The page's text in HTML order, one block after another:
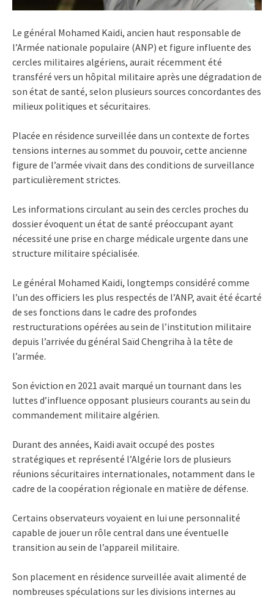
Le général Mohamed Kaidi, ancien haut responsable de
l’Armée nationale populaire (ANP) et figure influente des
cercles militaires algériens, aurait récemment été
transféré vers un hôpital militaire après une dégradation de
son état de santé, selon plusieurs sources concordantes des
milieux politiques et sécuritaires.
Placée en résidence surveillée dans un contexte de fortes
tensions internes au sommet du pouvoir, cette ancienne
figure de l’armée vivait dans des conditions de surveillance
particulièrement strictes.
Les informations circulant au sein des cercles proches du
dossier évoquent un état de santé préoccupant ayant
nécessité une prise en charge médicale urgente dans une
structure militaire spécialisée.
Le général Mohamed Kaidi, longtemps considéré comme
l’un des officiers les plus respectés de l’ANP, avait été écarté
de ses fonctions dans le cadre des profondes
restructurations opérées au sein de l’institution militaire
depuis l’arrivée du général Saïd Chengriha à la tête de
l’armée.
Son éviction en 2021 avait marqué un tournant dans les
luttes d’influence opposant plusieurs courants au sein du
commandement militaire algérien.
Durant des années, Kaidi avait occupé des postes
stratégiques et représenté l’Algérie lors de plusieurs
réunions sécuritaires internationales, notamment dans le
cadre de la coopération régionale en matière de défense.
Certains observateurs voyaient en lui une personnalité
capable de jouer un rôle central dans une éventuelle
transition au sein de l’appareil militaire.
Son placement en résidence surveillée avait alimenté de
nombreuses spéculations sur les divisions internes au